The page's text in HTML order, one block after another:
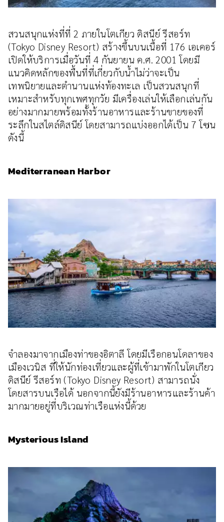
สวนสนุกแห่งที่ที่ 2 ภายในโตเกียว ดิสนีย์ รีสอร์ท
(Tokyo Disney Resort) สร้างขึ้นบนเนื้อที่ 176 เอเคอร์
เปิดให้บริการเมื่อวันที่ 4 กันยายน ค.ศ. 2001 โดยมี
แนวคิดหลักของพื้นที่ที่เกี่ยวกับน้ำไม่ว่าจะเป็น
เทพนิยายและตำนานแห่งท้องทะเล เป็นสวนสนุกที่
เหมาะสำหรับทุกเพศทุกวัย มีเครื่องเล่นให้เลือกเล่นกัน
อย่างมากมายพร้อมทั้งร้านอาหารและร้านขายของที่
ระลึกในสไตล์ดิสนีย์ โดยสามารถแบ่งออกได้เป็น 7 โซน
ดังนี้
Mediterranean Harbor
จำลองมาจากเมืองท่าของอิตาลี โดยมีเรือกอนโดลาของ
เมืองเวนิส ที่ให้นักท่องเที่ยวและผู้ที่เข้ามาพักในโตเกียว
ดิสนีย์ รีสอร์ท (Tokyo Disney Resort) สามารถนั่ง
โดยสารบนเรือได้ นอกจากนี้ยังมีร้านอาหารและร้านค้า
มากมายอยู่ที่บริเวณท่าเรือแห่งนี้ด้วย
Mysterious Island